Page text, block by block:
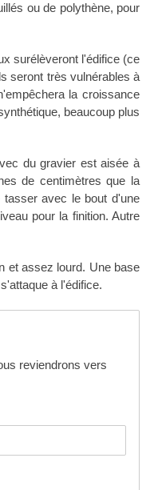
ou de polythène, pour
surélèveront l'édifice (ce
seront très vulnérables à
la croissance
beaucoup plus
du gravier est aisée à
de centimètres que la
avec le bout d'une
pour la finition. Autre
et assez lourd. Une base
à l'édifice.
reviendrons vers